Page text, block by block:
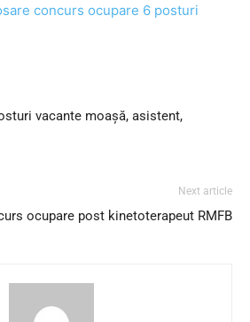
concurs ocupare 6 posturi
vacante moașă, asistent,
Next article
ocupare post kinetoterapeut RMFB